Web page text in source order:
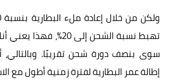
تهبط نسبة الشحن إلى
سوى بنصف دورة شحن تقريبًا.
إطالة عمر البطارية لفترة زمنية أطول مع